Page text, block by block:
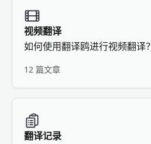
视频翻译
如何使用翻译鸥进行视频翻译？
12 篇文章
翻译记录